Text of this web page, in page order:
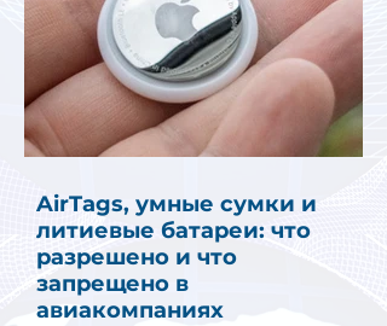
AirTags, умные сумки и
литиевые батареи: что
разрешено и что
запрещено в
авиакомпаниях